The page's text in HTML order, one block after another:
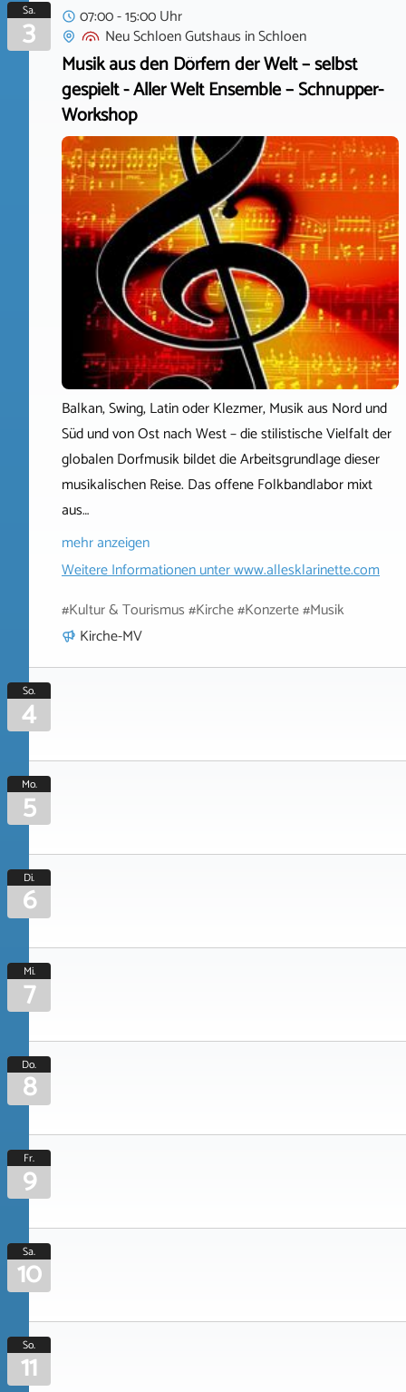
Sa.
3
07:00 - 15:00 Uhr
Neu Schloen Gutshaus inSchloen
Musik aus den Dörfern der Welt – selbst
gespielt - Aller Welt Ensemble – Schnupper-
Workshop
Balkan, Swing, Latin oder Klezmer, Musik aus Nord und
Süd und von Ost nach West – die stilistische Vielfalt der
globalen Dorfmusik bildet die Arbeitsgrundlage dieser
musikalischen Reise. Das offene Folkbandlabor mixt
aus…
mehr anzeigen
Weitere Informationen unterwww.allesklarinette.com
#Kultur & Tourismus #Kirche #Konzerte #Musik
Kirche-MV
So.
4
Mo.
5
Di.
6
Mi.
7
Do.
8
Fr.
9
Sa.
10
So.
11